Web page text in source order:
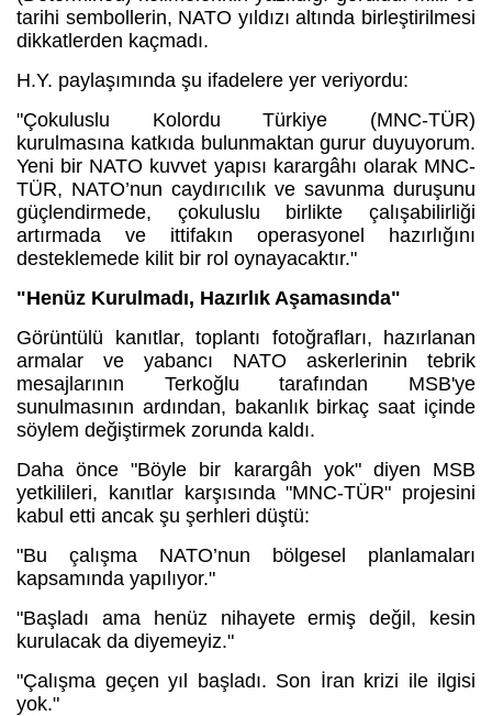
tarihi sembollerin, NATO yıldızı altında birleştirilmesi
dikkatlerden kaçmadı.
H.Y. paylaşımında şu ifadelere yer veriyordu:
"Çokuluslu Kolordu Türkiye (MNC-TÜR)
kurulmasına katkıda bulunmaktan gurur duyuyorum.
Yeni bir NATO kuvvet yapısı karargâhı olarak MNC-
TÜR, NATO’nun caydırıcılık ve savunma duruşunu
güçlendirmede, çokuluslu birlikte çalışabilirliği
artırmada ve ittifakın operasyonel hazırlığını
desteklemede kilit bir rol oynayacaktır."
"Henüz Kurulmadı, Hazırlık Aşamasında"
Görüntülü kanıtlar, toplantı fotoğrafları, hazırlanan
armalar ve yabancı NATO askerlerinin tebrik
mesajlarının Terkoğlu tarafından MSB'ye
sunulmasının ardından, bakanlık birkaç saat içinde
söylem değiştirmek zorunda kaldı.
Daha önce "Böyle bir karargâh yok" diyen MSB
yetkilileri, kanıtlar karşısında "MNC-TÜR" projesini
kabul etti ancak şu şerhleri düştü:
"Bu çalışma NATO’nun bölgesel planlamaları
kapsamında yapılıyor."
"Başladı ama henüz nihayete ermiş değil, kesin
kurulacak da diyemeyiz."
"Çalışma geçen yıl başladı. Son İran krizi ile ilgisi
yok."